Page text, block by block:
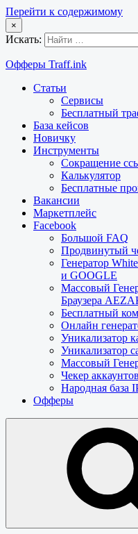
Перейти к содержимому
×
Искать:
Офферы Traff.ink
Статьи
Сервисы
Бесплатный
База кейсов
Новичку
Инструменты
Сокращение
Калькулятор
Бесплатные
Вакансии
Маркетплейс
Facebook
Большой FAQ
Продвинутый
Генератор
и GOOGLE
Массовый
Браузера
Бесплатный
Онлайн
Уникализатор
Уникализатор
Массовый
Чекер аккаунтов
Народная база
Офферы